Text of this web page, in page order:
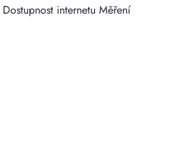
Dostupnost internetu Měření